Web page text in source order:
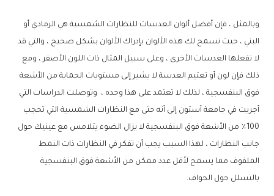
وبالمثل ، فإن أفضل ألوان العدسات للنظارات الشمسية هي الرمادي أو
البني ، حيث تسمح لك هذه الألوان بإدراك الألوان بشكل صحيح ، والتي قد
لا تفعلها العدسات الأخرى ، وعلى سبيل المثال ذات اللون الأصفر ، ومع
ذلك فإن لون أو تعتيم العدسة لا يشير إلى مستويات الحماية من الأشعة
فوق البنفسجية ، لذلك لا تعتمد على هذا وحده ، وتوصلت الدراسات التي
أجريت في جامعة أستون إلى أنه حتى مع النظارات الشمسية التي تحجب
100٪ من الأشعة فوق البنفسجية لا يزال الضوء يتلامس مع عينيك حول
جانب النظارات ، لهذا السبب يجب أن تفكر في النظارات ذات النمط
الملفوف مما يسمح لأقل عدد ممكن من الأشعة فوق البنفسجية
بالتسلل حول الحواف.